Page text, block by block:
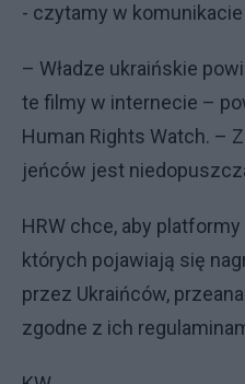
- czytamy w komunikacie
– Władze ukraińskie
te filmy w internecie –
Human Rights Watch. –
jeńców jest
HRW chce, aby
których pojawiają się
przez Ukraińców,
zgodne z ich